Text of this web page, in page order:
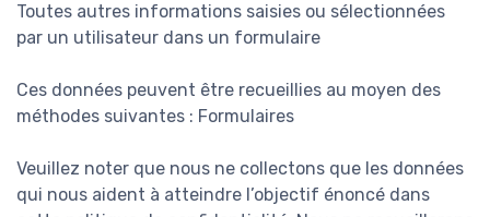
Toutes autres informations saisies ou sélectionnées
par un utilisateur dans un formulaire
Ces données peuvent être recueillies au moyen des
méthodes suivantes : Formulaires
Veuillez noter que nous ne collectons que les données
qui nous aident à atteindre l’objectif énoncé dans